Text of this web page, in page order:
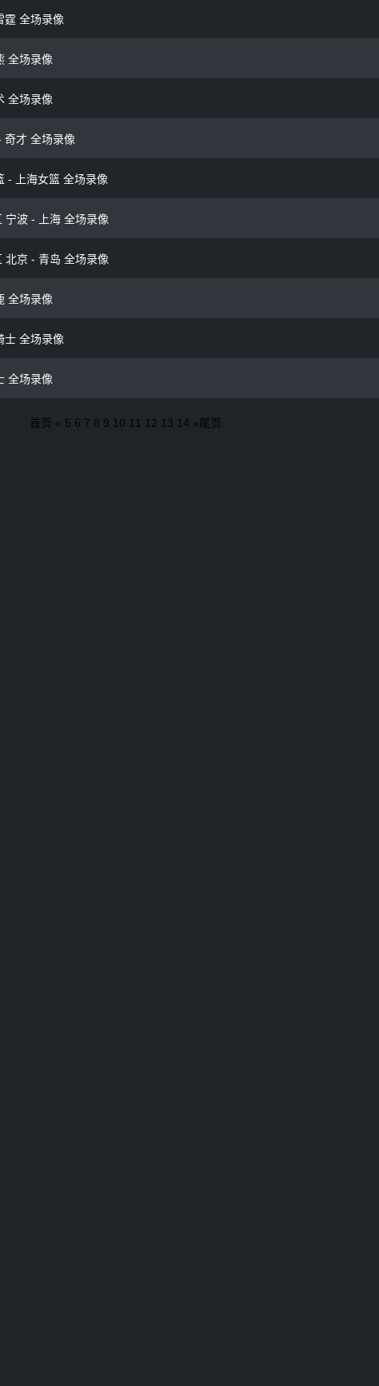
霆 全场录像
全场录像
全场录像
奇才 全场录像
- 上海女篮 全场录像
宁波 - 上海 全场录像
北京 - 青岛 全场录像
全场录像
士 全场录像
全场录像
首页 « 5 6 7 8 9 10 11 12 13 14 »尾页